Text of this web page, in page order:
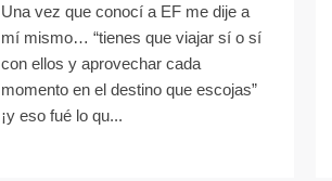
Una vez que conocí a EF me dije a
mí mismo… “tienes que viajar sí o sí
con ellos y aprovechar cada
momento en el destino que escojas”
¡y eso fué lo qu...